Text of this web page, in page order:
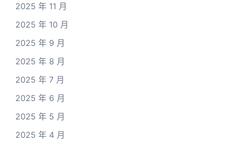
2025 年 11 月
2025 年 10 月
2025 年 9 月
2025 年 8 月
2025 年 7 月
2025 年 6 月
2025 年 5 月
2025 年 4 月